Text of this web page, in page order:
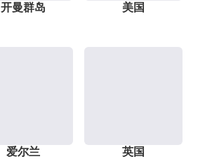
开曼群岛 美国
爱尔兰 英国